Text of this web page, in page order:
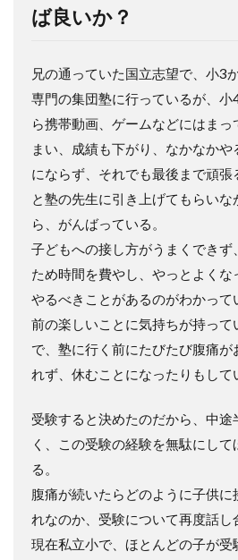
ば良いか？
兄の通っていた国立志望で、小3
専門の集団塾に行っているが、小
ら携帯動画、ゲームなどにはまっ
まい、成績も下がり、なかなかや
にならず、それでも最後まで頑張
と塾の先生に引き上げてもらいな
ら、がんばっている。
子どもへの接し方がうまくできず
ため時間を費やし、やっとよくな
やるべきことがあるのがわかっ
前の楽しいことに気持ちが持って
で、塾に行く前にたびたび腹痛が
れず、休むことになったりもして
受験すると決めたのだから、中
く、この受験の経験を無駄にし
る。
腹痛が続いたらどのように子供
れなのか、受験について再度話し
現在私立小で、ほとんどの子が受